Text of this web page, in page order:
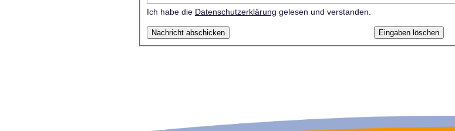
Ich habe die Datenschutzerklärung gelesen und verstanden.